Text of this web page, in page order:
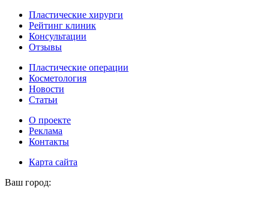
Пластические хирурги
Рейтинг клиник
Консультации
Отзывы
Пластические операции
Косметология
Новости
Статьи
О проекте
Реклама
Контакты
Карта сайта
Ваш город: